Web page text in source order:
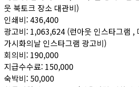
웃 북토크 장소 대관비)
인쇄비: 436,400
광고비: 1,063,624 (런아웃 인스타그램 ,
가시화의날 인스타그램 광고비)
회의비: 190,000
지급수수료: 150,000
숙박비: 50,000